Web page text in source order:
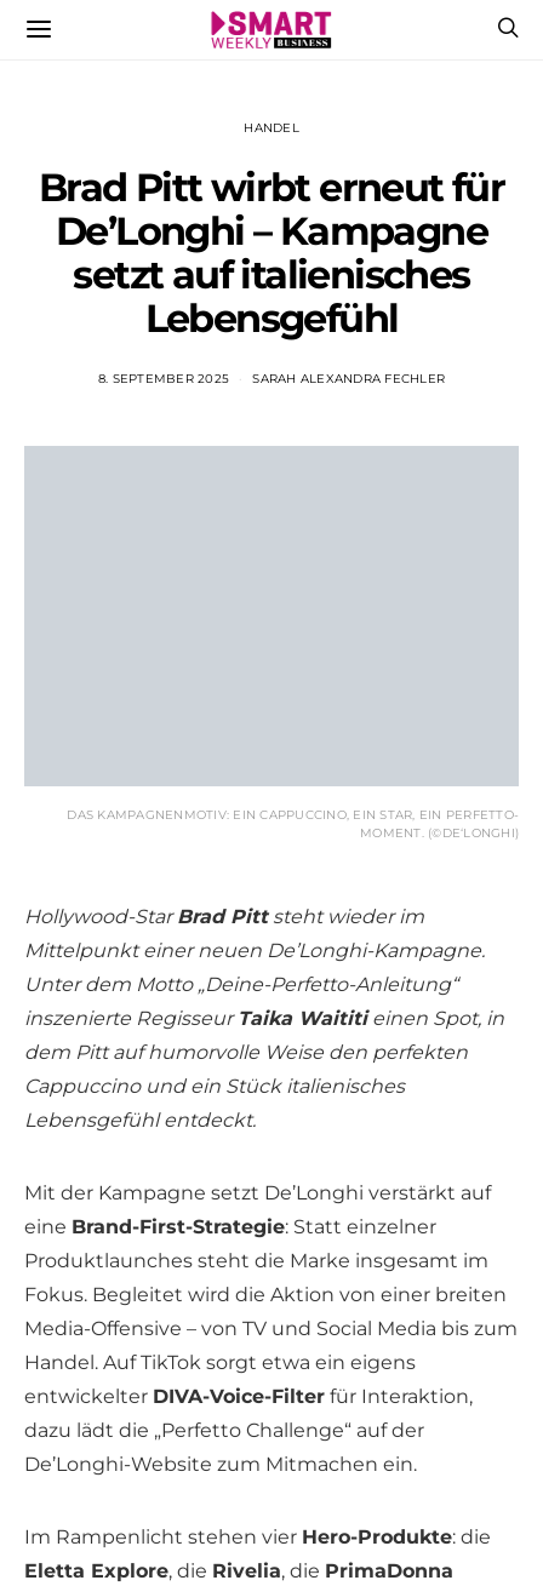
HANDEL
Brad Pitt wirbt erneut für
De’Longhi – Kampagne
setzt auf italienisches
Lebensgefühl
8. SEPTEMBER 2025 SARAH ALEXANDRA FECHLER
DAS KAMPAGNENMOTIV: EIN CAPPUCCINO, EIN STAR, EIN PERFETTO-
MOMENT. (©DE‘LONGHI)
Hollywood-StarBrad Pittsteht wieder im
Mittelpunkt einer neuen De’Longhi-Kampagne.
Unter dem Motto „Deine-Perfetto-Anleitung“
inszenierte Regisseur Taika Waititieinen Spot, in
dem Pitt auf humorvolle Weise den perfekten
Cappuccino und ein Stück italienisches
Lebensgefühl entdeckt.
Mit der Kampagne setzt De’Longhi verstärkt auf
eine Brand-First-Strategie: Statt einzelner
Produktlaunches steht die Marke insgesamt im
Fokus. Begleitet wird die Aktion von einer breiten
Media-Offensive – von TV und Social Media bis zum
Handel. Auf TikTok sorgt etwa ein eigens
entwickelter DIVA-Voice-Filter für Interaktion,
dazu lädt die „Perfetto Challenge“ auf der
De’Longhi-Website zum Mitmachen ein.
Im Rampenlicht stehen vier Hero-Produkte: die
Eletta Explore, die Rivelia, die PrimaDonna